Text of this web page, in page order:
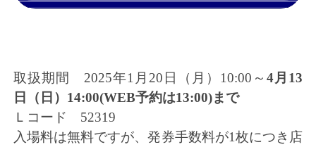
取扱期間 2025年1月20日（月）10:00～4月13
日（日）14:00(WEB予約は13:00)まで
Ｌコード 52319
入場料は無料ですが、発券手数料が1枚につき店